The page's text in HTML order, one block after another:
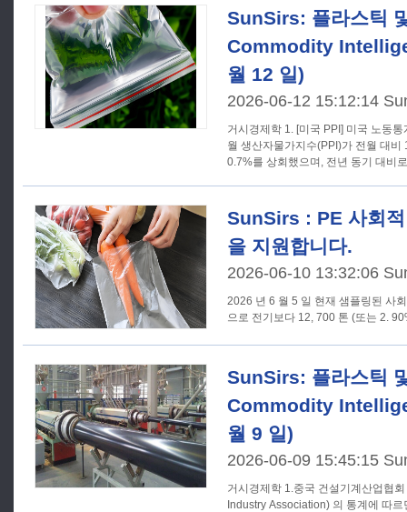
SunSirs: 플라스틱
Commodity
월 12 일)
2026-06-12 15:12:14
거시경제학 1. [미국 PPI] 미국 노동통계국이 발표한 데이터에 따르면 5
월 생산자물가지수(PPI)가 전월 대
0.7%를 상회했으며, 전년 동기 대비
SunSirs : PE 사회
을 지원합니다.
2026-06-10 13:32:06
2026 년 6 월 5 일 현재 샘플링된 사
SunSirs: 플라스틱
Commodity
월 9 일)
2026-06-09 15:45:15
거시경제학 1.중국 건설기계산업협회 (China Construction Machinery
Industry Association) 의 통계에 따